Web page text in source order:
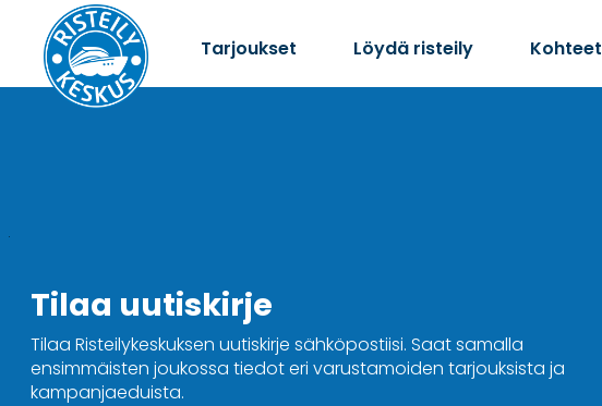
Tarjoukset Löydä risteily Kohteet
Tilaa uutiskirje
Tilaa Risteilykeskuksen uutiskirje sähköpostiisi. Saat samalla
ensimmäisten joukossa tiedot eri varustamoiden tarjouksista ja
kampanjaeduista.